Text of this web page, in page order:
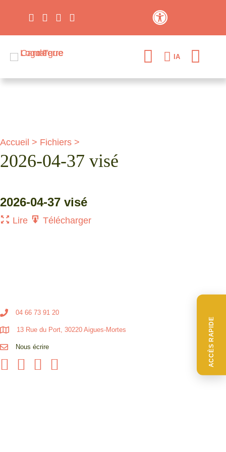
ACCÈS RAPIDE
IA
Accueil > Fichiers >
2026-04-37 visé
2026-04-37 visé
Lire Télécharger
04 66 73 91 20
13 Rue du Port, 30220 Aigues-Mortes
Nous écrire